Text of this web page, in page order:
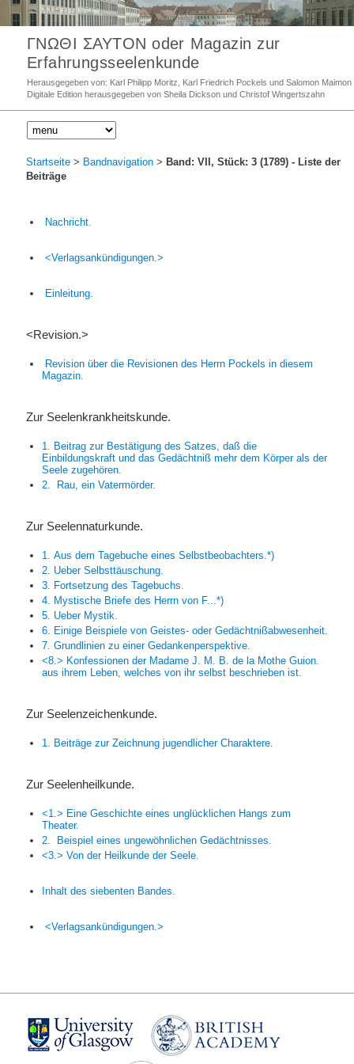
ΓΝΩΘΙ ΣΑΥΤΟΝ oder Magazin zur
Erfahrungsseelenkunde
Herausgegeben von: Karl Philipp Moritz, Karl Friedrich Pockels und Salomon Maimon
Digitale Edition herausgegeben von Sheila Dickson und Christof Wingertszahn
Startseite > Bandnavigation > Band: VII, Stück: 3 (1789) - Liste der
Beiträge
Nachricht.
<Verlagsankündigungen.>
Einleitung.
<Revision.>
Revision über die Revisionen des Herrn Pockels in diesem
Magazin.
Zur Seelenkrankheitskunde.
1. Beitrag zur Bestätigung des Satzes, daß die
Einbildungskraft und das Gedächtniß mehr dem Körper als der
Seele zugehören.
2.
Rau, ein Vatermörder.
Zur Seelennaturkunde.
1. Aus dem Tagebuche eines Selbstbeobachters.*)
2. Ueber Selbsttäuschung.
3. Fortsetzung des Tagebuchs.
4. Mystische Briefe des Herrn von F...*)
5. Ueber Mystik.
6. Einige Beispiele von Geistes- oder Gedächtnißabwesenheit.
7. Grundlinien zu einer Gedankenperspektive.
<8.> Konfessionen der Madame J. M. B. de la Mothe Guion.
aus ihrem Leben, welches von ihr selbst beschrieben ist.
Zur Seelenzeichenkunde.
1. Beiträge zur Zeichnung jugendlicher Charaktere.
Zur Seelenheilkunde.
<1.> Eine Geschichte eines unglücklichen Hangs zum
Theater.
2.
Beispiel eines ungewöhnlichen Gedächtnisses.
<3.> Von der Heilkunde der Seele.
Inhalt des siebenten Bandes.
<Verlagsankündigungen.>